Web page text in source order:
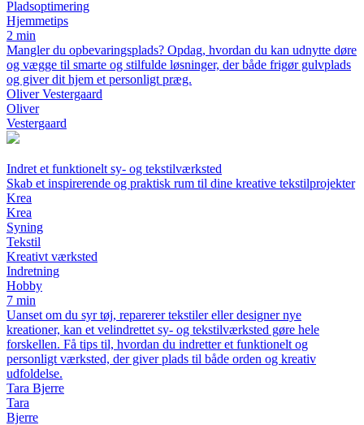
Pladsoptimering
Hjemmetips
2 min
Mangler du opbevaringsplads? Opdag, hvordan du kan udnytte døre
og vægge til smarte og stilfulde løsninger, der både frigør gulvplads
og giver dit hjem et personligt præg.
Oliver Vestergaard
Oliver
Vestergaard
Indret et funktionelt sy- og tekstilværksted
Skab et inspirerende og praktisk rum til dine kreative tekstilprojekter
Krea
Krea
Syning
Tekstil
Kreativt værksted
Indretning
Hobby
7 min
Uanset om du syr tøj, reparerer tekstiler eller designer nye
kreationer, kan et velindrettet sy- og tekstilværksted gøre hele
forskellen. Få tips til, hvordan du indretter et funktionelt og
personligt værksted, der giver plads til både orden og kreativ
udfoldelse.
Tara Bjerre
Tara
Bjerre